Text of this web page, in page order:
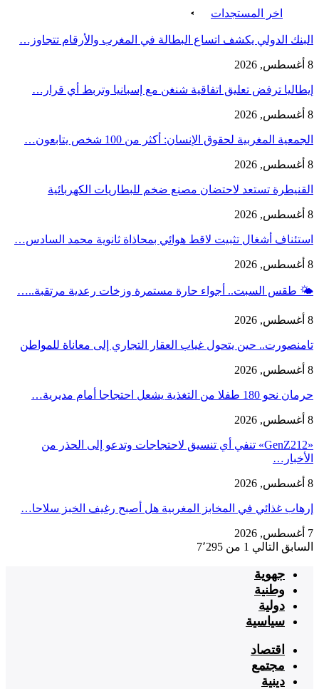
اخر المستجدات
البنك الدولي يكشف اتساع البطالة في المغرب والأرقام تتجاوز…
8 أغسطس, 2026
إيطاليا ترفض تعليق اتفاقية شنغن مع إسبانيا وتربط أي قرار…
8 أغسطس, 2026
الجمعية المغربية لحقوق الإنسان: أكثر من 100 شخص يتابعون…
8 أغسطس, 2026
القنيطرة تستعد لاحتضان مصنع ضخم للبطاريات الكهربائية
8 أغسطس, 2026
استئناف أشغال تثبيت لاقط هوائي بمحاذاة ثانوية محمد السادس…
8 أغسطس, 2026
🌤️ طقس السبت.. أجواء حارة مستمرة وزخات رعدية مرتقبة..…
8 أغسطس, 2026
تامنصورت.. حين يتحول غياب العقار التجاري إلى معاناة للمواطن
8 أغسطس, 2026
حرمان نحو 180 طفلا من التغذية يشعل احتجاجا أمام مديرية…
8 أغسطس, 2026
«GenZ212» تنفي أي تنسيق لاحتجاجات وتدعو إلى الحذر من
الأخبار…
8 أغسطس, 2026
إرهاب غذائي في المخابز المغربية هل أصبح رغيف الخبز سلاحا…
7 أغسطس, 2026
السابق التالي 1 من 7٬295
جهوية
وطنية
دولية
سياسية
اقتصاد
مجتمع
دينية